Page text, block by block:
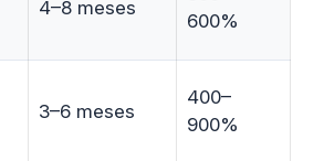
4–8 meses
600%
3–6 meses
400–
900%